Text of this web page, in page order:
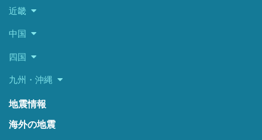
近畿
中国
四国
九州・沖縄
地震情報
海外の地震